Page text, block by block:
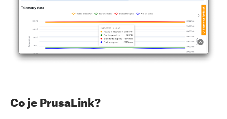
Co je PrusaLink?